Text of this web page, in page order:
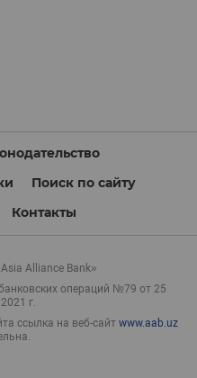
Поиск по сайту
Контакты
Alliance Bank»
операций №79 от 25
г.
ссылка на веб-сайт www.aab.uz